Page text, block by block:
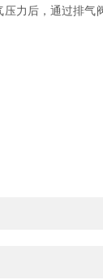
力后，通过排气